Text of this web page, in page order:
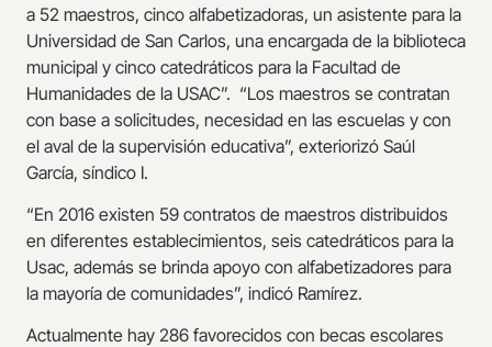
a 52 maestros, cinco alfabetizadoras, un asistente para la
Universidad de San Carlos, una encargada de la biblioteca
municipal y cinco catedráticos para la Facultad de
Humanidades de la USAC”. “Los maestros se contratan
con base a solicitudes, necesidad en las escuelas y con
el aval de la supervisión educativa”, exteriorizó Saúl
García, síndico I.
“En 2016 existen 59 contratos de maestros distribuidos
en diferentes establecimientos, seis catedráticos para la
Usac, además se brinda apoyo con alfabetizadores para
la mayoría de comunidades”, indicó Ramírez.
Actualmente hay 286 favorecidos con becas escolares